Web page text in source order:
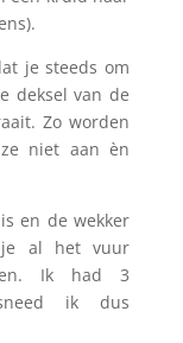
je steeds om
deksel van de
Zo worden
niet aan èn
en de wekker
al het vuur
Ik had 3
ik dus